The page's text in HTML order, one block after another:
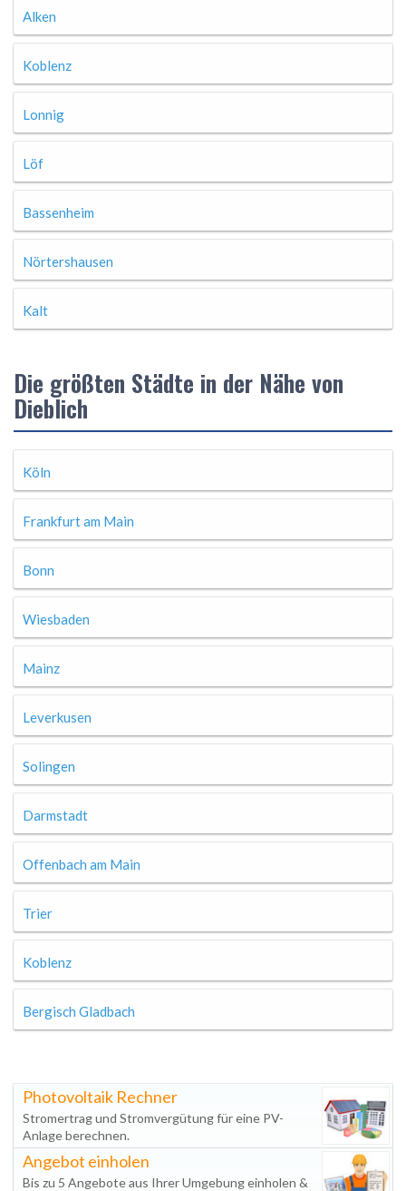
Alken
Koblenz
Lonnig
Löf
Bassenheim
Nörtershausen
Kalt
Die größten Städte in der Nähe von
Dieblich
Köln
Frankfurt am Main
Bonn
Wiesbaden
Mainz
Leverkusen
Solingen
Darmstadt
Offenbach am Main
Trier
Koblenz
Bergisch Gladbach
Photovoltaik Rechner
Stromertrag und Stromvergütung für eine PV-
Anlage berechnen.
Angebot einholen
Bis zu 5 Angebote aus Ihrer Umgebung einholen &